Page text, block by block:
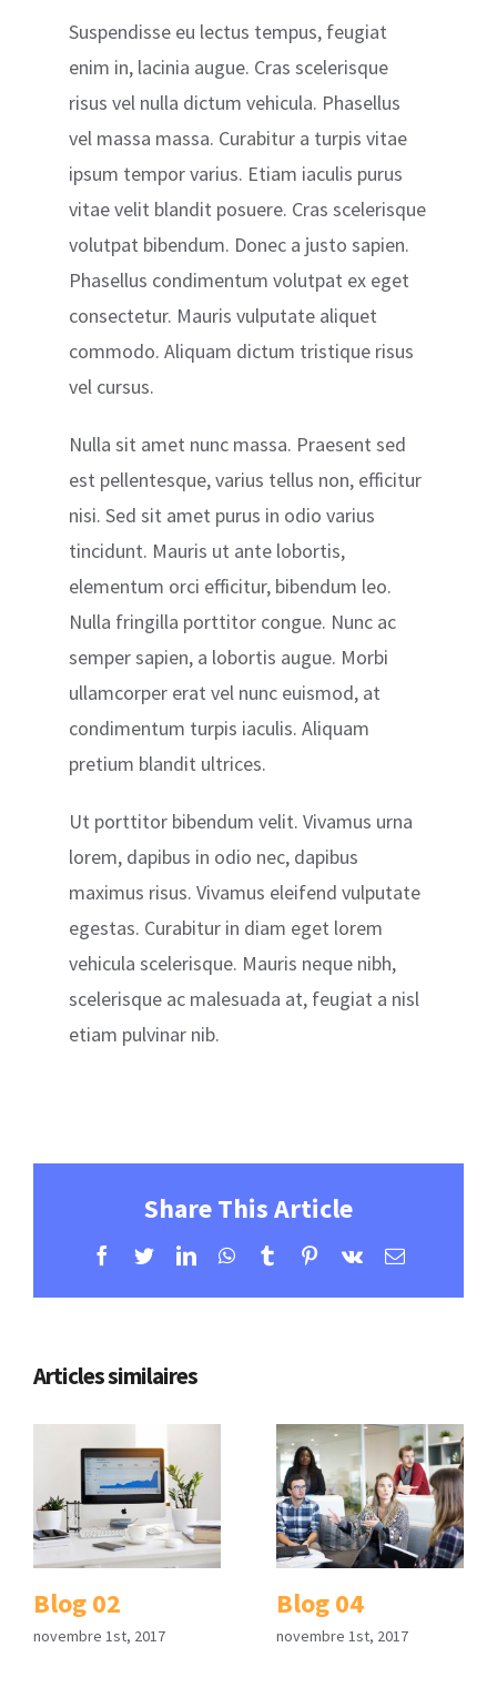
Suspendisse eu lectus tempus, feugiat
enim in, lacinia augue. Cras scelerisque
risus vel nulla dictum vehicula. Phasellus
vel massa massa. Curabitur a turpis vitae
ipsum tempor varius. Etiam iaculis purus
vitae velit blandit posuere. Cras scelerisque
volutpat bibendum. Donec a justo sapien.
Phasellus condimentum volutpat ex eget
consectetur. Mauris vulputate aliquet
commodo. Aliquam dictum tristique risus
vel cursus.
Nulla sit amet nunc massa. Praesent sed
est pellentesque, varius tellus non, efficitur
nisi. Sed sit amet purus in odio varius
tincidunt. Mauris ut ante lobortis,
elementum orci efficitur, bibendum leo.
Nulla fringilla porttitor congue. Nunc ac
semper sapien, a lobortis augue. Morbi
ullamcorper erat vel nunc euismod, at
condimentum turpis iaculis. Aliquam
pretium blandit ultrices.
Ut porttitor bibendum velit. Vivamus urna
lorem, dapibus in odio nec, dapibus
maximus risus. Vivamus eleifend vulputate
egestas. Curabitur in diam eget lorem
vehicula scelerisque. Mauris neque nibh,
scelerisque ac malesuada at, feugiat a nisl
etiam pulvinar nib.
Share This Article
Facebook
TwitterLinkedInWhatsApp
TumblrPinterest
Vk Email
Articles similaires
Blog 02
novembre 1st, 2017
Blog 04
novembre 1st, 2017